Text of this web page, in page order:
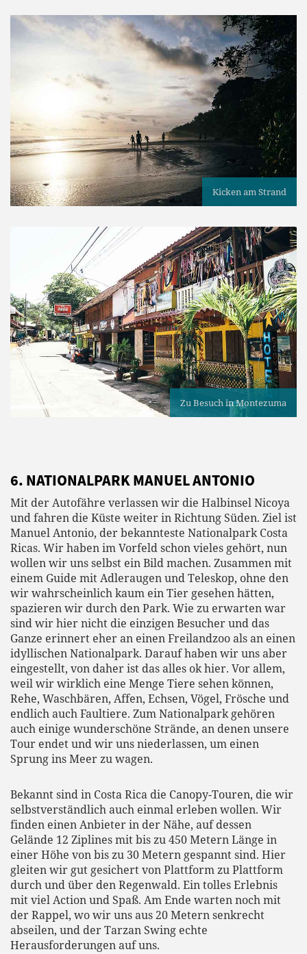
Kicken am Strand
Zu Besuch in Montezuma
6. NATIONALPARK MANUEL ANTONIO
Mit der Autofähre verlassen wir die Halbinsel Nicoya
und fahren die Küste weiter in Richtung Süden. Ziel ist
Manuel Antonio, der bekannteste Nationalpark Costa
Ricas. Wir haben im Vorfeld schon vieles gehört, nun
wollen wir uns selbst ein Bild machen. Zusammen mit
einem Guide mit Adleraugen und Teleskop, ohne den
wir wahrscheinlich kaum ein Tier gesehen hätten,
spazieren wir durch den Park. Wie zu erwarten war
sind wir hier nicht die einzigen Besucher und das
Ganze erinnert eher an einen Freilandzoo als an einen
idyllischen Nationalpark. Darauf haben wir uns aber
eingestellt, von daher ist das alles ok hier. Vor allem,
weil wir wirklich eine Menge Tiere sehen können,
Rehe, Waschbären, Affen, Echsen, Vögel, Frösche und
endlich auch Faultiere. Zum Nationalpark gehören
auch einige wunderschöne Strände, an denen unsere
Tour endet und wir uns niederlassen, um einen
Sprung ins Meer zu wagen.
Bekannt sind in Costa Rica die Canopy-Touren, die wir
selbstverständlich auch einmal erleben wollen. Wir
finden einen Anbieter in der Nähe, auf dessen
Gelände 12 Ziplines mit bis zu 450 Metern Länge in
einer Höhe von bis zu 30 Metern gespannt sind. Hier
gleiten wir gut gesichert von Plattform zu Plattform
durch und über den Regenwald. Ein tolles Erlebnis
mit viel Action und Spaß. Am Ende warten noch mit
der Rappel, wo wir uns aus 20 Metern senkrecht
abseilen, und der Tarzan Swing echte
Herausforderungen auf uns.